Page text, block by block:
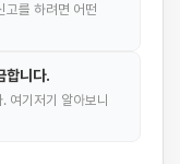
고를 하려면 어떤
합니다.
여기저기 알아보니